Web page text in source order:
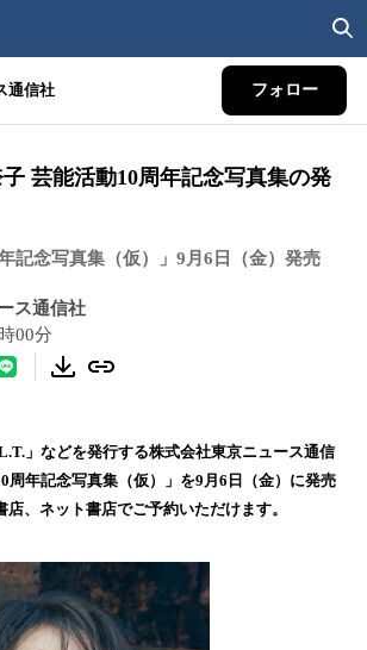
通信社 フォロー
芸能活動10周年記念写真集の発
記念写真集（仮）」9月6日（金）発売
ス通信社
00分
」などを発行する株式会社東京ニュース通信
周年記念写真集（仮）」を9月6日（金）に発売
、ネット書店でご予約いただけます。